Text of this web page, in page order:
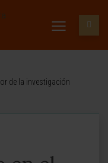
de la investigación